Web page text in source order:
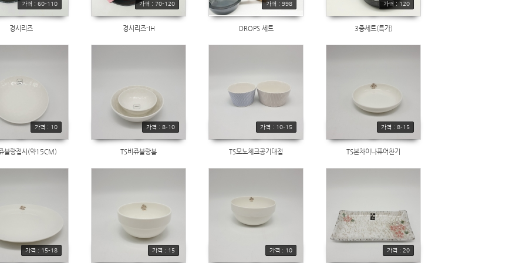
가격 : 60-110
경시리즈
가격 : 70-120
경시리즈-IH
가격 : 998
DROPS 세트
가격 : 120
3종세트(특가)
가격 : 10
블랑접시(약15CM)
가격 : 8-10
TS비쥬블랑볼
가격 : 10-15
TS모노체크공기대접
가격 : 8-15
TS본차이나퓨어찬기
가격 : 15-18 가격 : 15 가격 : 10 가격 : 20